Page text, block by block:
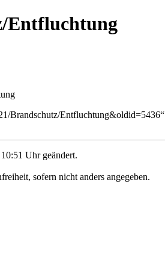
Entfluchtung
Brandschutz/Entfluchtung&oldid=5436“
Uhr geändert.
sofern nicht anders angegeben.